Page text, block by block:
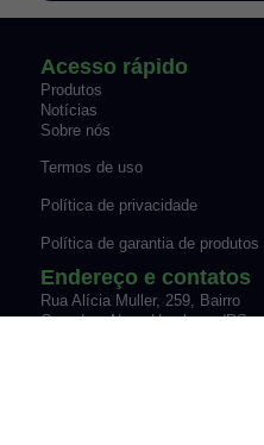
Acesso rápido
Produtos
Notícias
Sobre nós
Termos de uso
Política de privacidade
Política de garantia de produtos
Endereço e contatos
Rua Alícia Muller, 259, Bairro
Canudos Novo Hamburgo/RS